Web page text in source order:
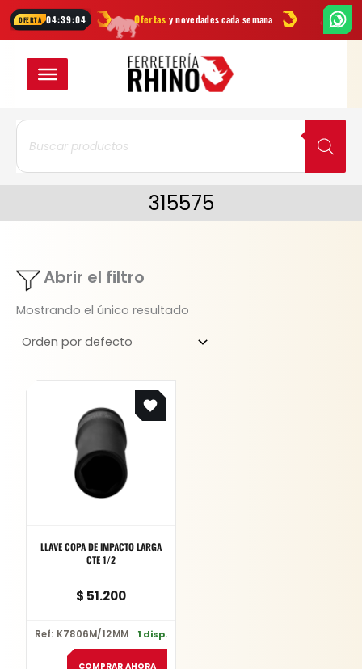
OFERTA 04:39:04 Ofertasy novedades cada semana ¿Dudas?
contenido
Búsqueda
productos
315575
Abrir el filtro
Mostrando el único resultado
LLAVE COPA DE IMPACTO LARGA
CTE 1/2
$ 51.200
Ref: K7806M/12MM 1 disp.
COMPRAR AHORA